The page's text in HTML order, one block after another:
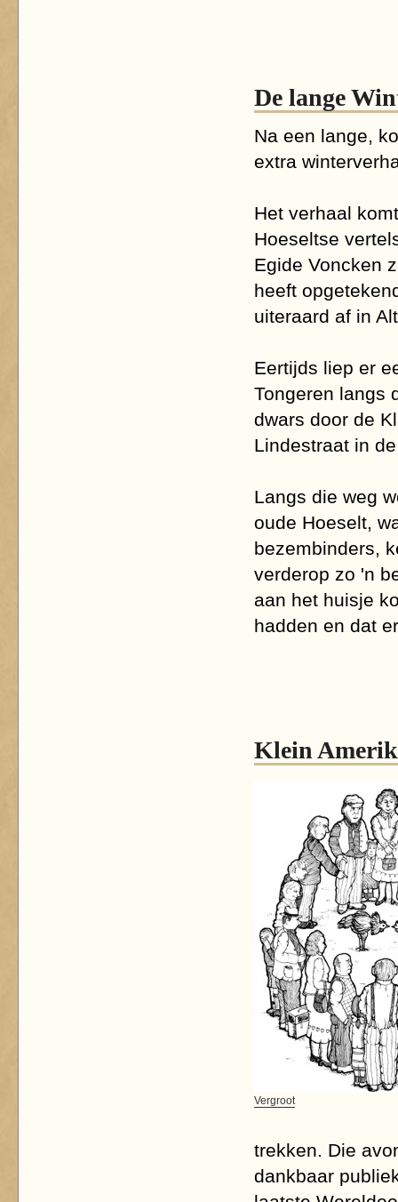
De lange
Na een lange,
extra
Het verhaal
Hoeseltse
Egide Voncken
heeft
uiteraard af in
Eertijds liep er
Tongeren langs
dwars door de
Lindestraat in
Langs die weg
oude Hoeselt,
bezembinders,
verderop zo 'n
aan het huisje
hadden en dat
Klein
Vergroot
trekken. Die
dankbaar